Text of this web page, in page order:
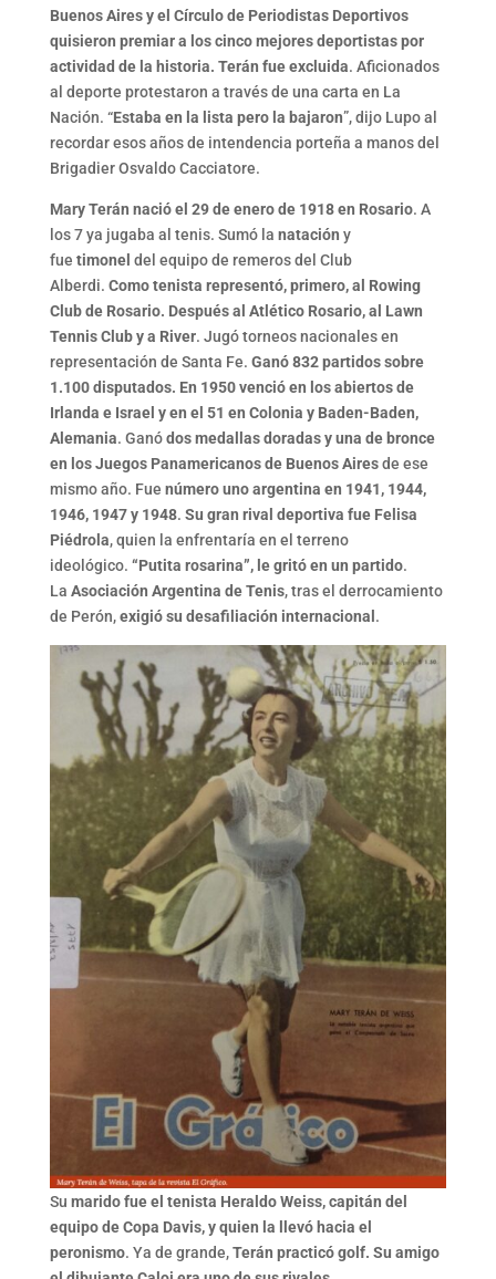
Buenos Aires y el Círculo de Periodistas Deportivos
quisieron premiar a los cinco mejores deportistas por
actividad de la historia. Terán fue excluida. Aficionados
al deporte protestaron a través de una carta en La
Nación. “Estaba en la lista pero la bajaron”, dijo Lupo al
recordar esos años de intendencia porteña a manos del
Brigadier Osvaldo Cacciatore.
Mary Terán nació el 29 de enero de 1918 en Rosario. A
los 7 ya jugaba al tenis. Sumó la natación y
fue timonel del equipo de remeros del Club
Alberdi. Como tenista representó, primero, al Rowing
Club de Rosario. Después al Atlético Rosario, al Lawn
Tennis Club y a River. Jugó torneos nacionales en
representación de Santa Fe. Ganó 832 partidos sobre
1.100 disputados. En 1950 venció en los abiertos de
Irlanda e Israel y en el 51 en Colonia y Baden-Baden,
Alemania. Ganódos medallas doradas y una de bronce
en los Juegos Panamericanos de Buenos Airesde ese
mismo año. Fue número uno argentina en 1941, 1944,
1946, 1947 y 1948. Su gran rival deportiva fue Felisa
Piédrola, quien la enfrentaría en el terreno
ideológico. “Putita rosarina”, le gritó en un partido.
La Asociación Argentina de Tenis, tras el derrocamiento
de Perón,exigió su desafiliación internacional .
Su marido fue el tenista Heraldo Weiss, capitán del
equipo de Copa Davis, y quien la llevó hacia el
peronismo. Ya de grande,Terán practicó golf. Su amigo